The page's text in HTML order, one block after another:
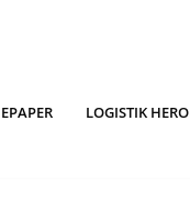
EPAPER LOGISTIK HERO